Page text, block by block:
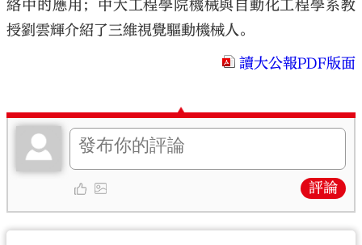
絡中的應用；中大工程學院機械與自動化工程學系教
授劉雲輝介紹了三維視覺驅動機械人。
讀大公報PDF版面
評論